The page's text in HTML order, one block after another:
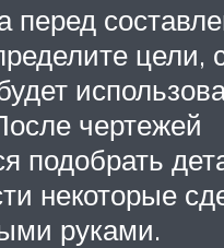
перед
цели,
чертежей
подобрать
некоторые
руками.